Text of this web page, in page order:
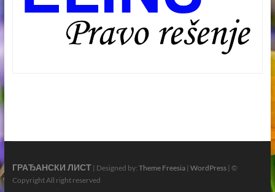
ГРАЂАНСКИ ЛИСТ| Designed by: Theme Freesia| WordPress| ©
Copyright All right reserved